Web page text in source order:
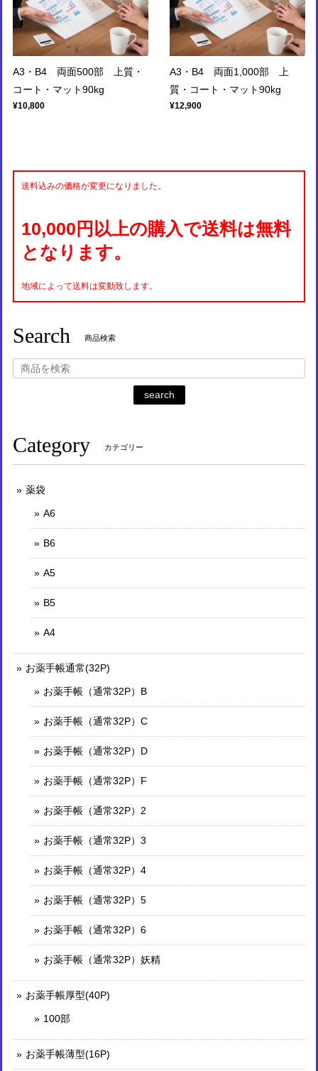
A3・B4 両面500部 上質・
コート・マット90kg
¥10,800
A3・B4 両面1,000部 上
質・コート・マット90kg
¥12,900
送料込みの価格が変更になりました。
10,000円以上の購入で送料は無料
となります。
地域によって送料は変動致します。
Search 商品検索
search
Category カテゴリー
薬袋
A6
B6
A5
B5
A4
お薬手帳通常(32P)
お薬手帳（通常32P）B
お薬手帳（通常32P）C
お薬手帳（通常32P）D
お薬手帳（通常32P）F
お薬手帳（通常32P）2
お薬手帳（通常32P）3
お薬手帳（通常32P）4
お薬手帳（通常32P）5
お薬手帳（通常32P）6
お薬手帳（通常32P）妖精
お薬手帳厚型(40P)
100部
お薬手帳薄型(16P)